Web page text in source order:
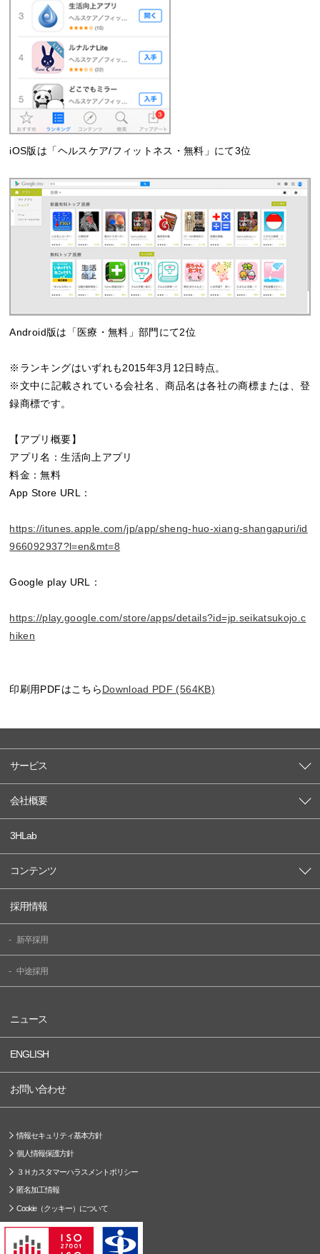
iOS版は「ヘルスケア/フィットネス・無料」にて3位
Android版は「医療・無料」部門にて2位
※ランキングはいずれも2015年3月12日時点。
※文中に記載されている会社名、商品名は各社の商標または、登
録商標です。
【アプリ概要】
アプリ名：生活向上アプリ
料金：無料
App Store URL：
https://itunes.apple.com/jp/app/sheng-huo-xiang-shangapuri/id
966092937?l=en&mt=8
Google play URL：
https://play.google.com/store/apps/details?id=jp.seikatsukojo.c
hiken
印刷用PDFはこちらDownload PDF (564KB)
サービス
会社概要
3HLab
コンテンツ
採用情報
新卒採用
中途採用
ニュース
ENGLISH
お問い合わせ
情報セキュリティ基本方針
個人情報保護方針
３Ｈカスタマーハラスメントポリシー
匿名加工情報
Cookie（クッキー）について